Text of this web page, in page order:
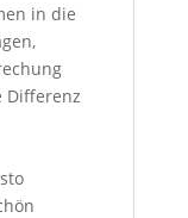
in die
Differenz